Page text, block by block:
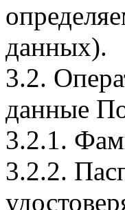
данных).
3.2.
данные
3.2.1.
3.2.2.